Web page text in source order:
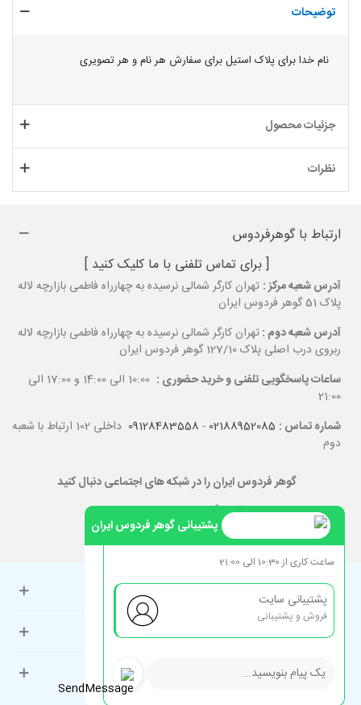
توضیحات
نام خدا برای پلاک استیل برای سفارش هر نام و هر تصویری
جزئیات محصول
نظرات
ارتباط با گوهرفردوس
[ برای تماس تلفنی با ما کلیک کنید ]
آدرس شعبه مرکز : تهران کارگر شمالی نرسیده به چهارراه فاطمی بازارچه لاله
پلاک 51 گوهر فردوس ایران
آدرس شعبه دوم :تهران کارگر شمالی نرسیده به چهارراه فاطمی بازارچه لاله
ربروی درب اصلی پلاک 127/10 گوهر فردوس ایران
ساعات پاسخگویی تلفنی و خرید حضوری :
10:00 الی 14:00 و 17:00 الی
21:00
شماره تماس : 02188952085
-
09128483558
داخلی 102 ارتباط با شعبه
دوم
گوهر فردوس ایران را در شبکه های اجتماعی دنبال کنید
حساب کاربری
راهنمای مشتریان
دسته‌بندی‌های پرطرفدار
پشتیبانی گوهر فردوس ایران
ساعت کاری از 10:30 الی 21:00
پشتیبانی سایت
فروش و پشتیبانی